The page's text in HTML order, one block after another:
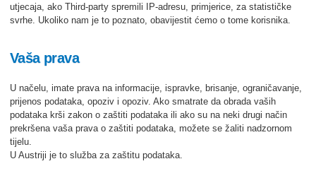
utjecaja, ako Third-party spremili IP-adresu, primjerice, za statističke
svrhe. Ukoliko nam je to poznato, obavijestit ćemo o tome korisnika.
Vaša prava
U načelu, imate prava na informacije, ispravke, brisanje, ograničavanje,
prijenos podataka, opoziv i opoziv. Ako smatrate da obrada vaših
podataka krši zakon o zaštiti podataka ili ako su na neki drugi način
prekršena vaša prava o zaštiti podataka, možete se žaliti nadzornom
tijelu.
U Austriji je to služba za zaštitu podataka.